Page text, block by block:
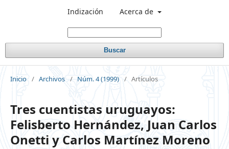
Indización Acerca de
Buscar
Inicio / Archivos / Núm. 4 (1999) / Artículos
Tres cuentistas uruguayos:
Felisberto Hernández, Juan Carlos
Onetti y Carlos Martínez Moreno